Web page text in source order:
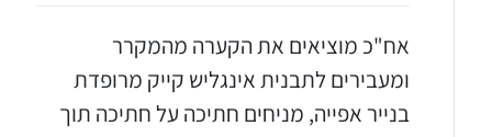
אח"כ מוציאים את הקערה מהמקרר
ומעבירים לתבנית אינגליש קייק מרופדת
בנייר אפייה, מניחים חתיכה על חתיכה תוך